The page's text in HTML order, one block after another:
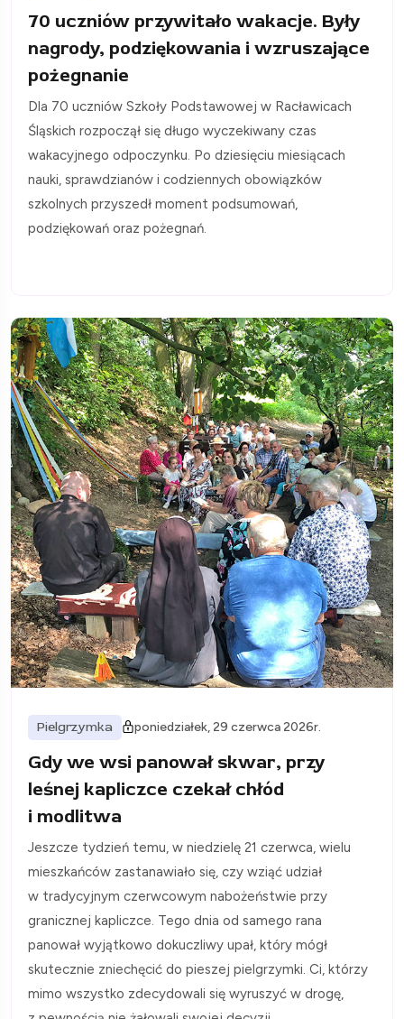
70 uczniów przywitało wakacje. Były
nagrody, podziękowania i wzruszające
pożegnanie
Dla 70 uczniów Szkoły Podstawowej w Racławicach
Śląskich rozpoczął się długo wyczekiwany czas
wakacyjnego odpoczynku. Po dziesięciu miesiącach
nauki, sprawdzianów i codziennych obowiązków
szkolnych przyszedł moment podsumowań,
podziękowań oraz pożegnań.
Pielgrzymka poniedziałek, 29 czerwca 2026r.
Gdy we wsi panował skwar, przy
leśnej kapliczce czekał chłód
i modlitwa
Jeszcze tydzień temu, w niedzielę 21 czerwca, wielu
mieszkańców zastanawiało się, czy wziąć udział
w tradycyjnym czerwcowym nabożeństwie przy
granicznej kapliczce. Tego dnia od samego rana
panował wyjątkowo dokuczliwy upał, który mógł
skutecznie zniechęcić do pieszej pielgrzymki. Ci, którzy
mimo wszystko zdecydowali się wyruszyć w drogę,